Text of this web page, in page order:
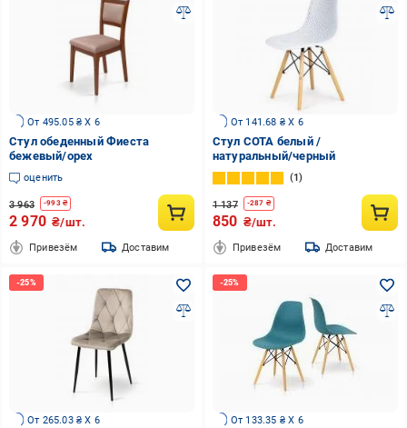
От 495.05 ₴ X 6
Стул обеденный Фиеста
бежевый/орех
оценить
3 963 -993₴
2 970 ₴/шт.
Привезём Доставим
От 141.68 ₴ X 6
Стул СОТА белый /
натуральный/черный
1
1 137 -287 ₴
850 ₴/шт.
Привезём Доставим
От 265.03 ₴ X 6 От 133.35 ₴ X 6